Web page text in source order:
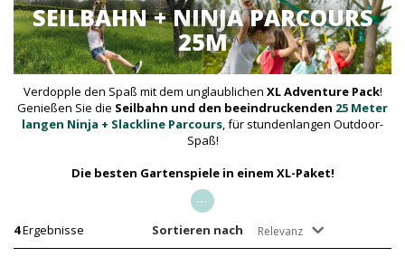
SEILBAHN + NINJA PARCOURS
25M
Verdopple den Spaß mit dem unglaublichen XL Adventure Pack!
Genießen Sie die Seilbahn und den beeindruckenden 25 Meter
langen Ninja + Slackline Parcours, für stundenlangen Outdoor-
Spaß!
Die besten Gartenspiele in einem XL-Paket!
...
4Ergebnisse Sortieren nach Relevanz